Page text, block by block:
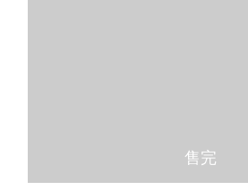
售完